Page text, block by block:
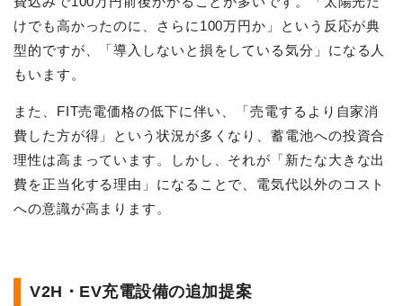
けでも高かったのに、さらに100万円か」という反応が典
型的ですが、「導入しないと損をしている気分」になる人
もいます。
また、FIT売電価格の低下に伴い、「売電するより自家消
費した方が得」という状況が多くなり、蓄電池への投資合
理性は高まっています。しかし、それが「新たな大きな出
費を正当化する理由」になることで、電気代以外のコスト
への意識が高まります。
V2H・EV充電設備の追加提案